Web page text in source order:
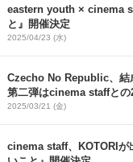
eastern youth × cinema
と』開催決定
2025/04/23 (水)
Czecho No Republic、結
第二弾はcinema staffとの
2025/03/21 (金)
cinema staff、KOTORIが